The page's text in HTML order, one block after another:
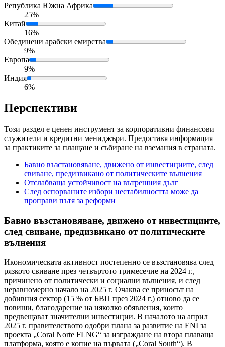
Република Южна Африка
25%
Китай
16%
Обединени арабски емирства
9%
Европа
9%
Индия
6%
Перспективи
Този раздел е ценен инструмент за корпоративни финансови
служители и кредитни мениджъри. Предоставя информация
за практиките за плащане и събиране на вземания в страната.
Бавно възстановяване, движено от инвестициите, след
свиване, предизвикано от политическите вълнения
Отслабваща устойчивост на вътрешния дълг
След оспорваните избори нестабилността може да
проправи пътя за реформи
Бавно възстановяване, движено от инвестициите,
след свиване, предизвикано от политическите
вълнения
Икономическата активност постепенно се възстановява след
рязкото свиване през четвъртото тримесечие на 2024 г.,
причинено от политически и социални вълнения, и след
неравномерно начало на 2025 г. Очаква се приносът на
добивния сектор (15 % от БВП през 2024 г.) отново да се
повиши, благодарение на няколко обявления, които
предвещават значителни инвестиции. В началото на април
2025 г. правителството одобри плана за развитие на ENI за
проекта „Coral Norte FLNG“ за изграждане на втора плаваща
платформа, която е копие на първата („Coral South“). В